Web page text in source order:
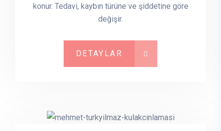
konur. Tedavi, kaybın türüne ve şiddetine göre
değişir.
DETAYLAR